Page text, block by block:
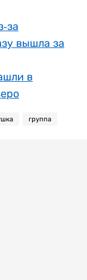
за
вышла за
в
группа